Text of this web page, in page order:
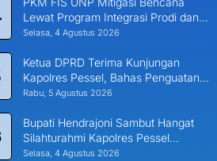
Lewat Program Integrasi Prodi dan
Nagari di Padang Laweh Malalo
Selasa, 4 Agustus 2026
Ketua DPRD Terima Kunjungan
Kapolres Pessel, Bahas Penguatan
Kerjasama Hankamtibmas
Rabu, 5 Agustus 2026
Bupati Hendrajoni Sambut Hangat
Silahturahmi Kapolres Pessel
Bersama PJU
Selasa, 4 Agustus 2026